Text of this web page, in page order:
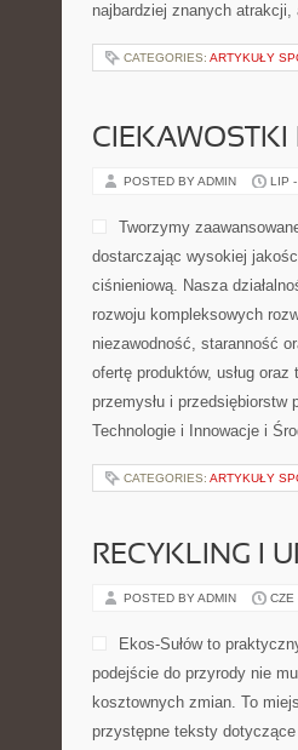
najbardziej znanych
CATEGORIES: ARTYKUŁY
CIEKAWOSTKI
POSTED BY ADMIN LIP
Tworzymy
dostarczając wysokiej
ciśnieniową. Nasza
rozwoju kompleksowych
niezawodność, staranność
ofertę produktów, usług
przemysłu i
Technologie i Innowacje i
CATEGORIES: ARTYKUŁY
RECYKLING I
POSTED BY ADMIN CZE
Ekos-Sułów to
podejście do przyrody nie
kosztownych zmian. To
przystępne teksty